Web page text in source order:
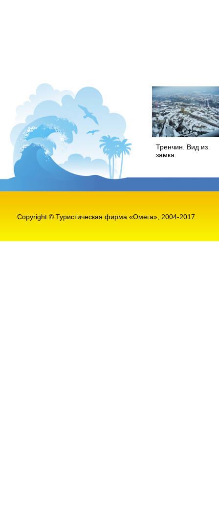
Тренчин. Вид из
замка
Copyright © Туристическая фирма «Омега», 2004-2017.